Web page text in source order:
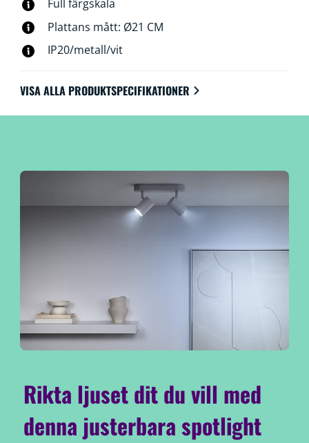
Full färgskala
Plattans mått: Ø21 CM
IP20/metall/vit
VISA ALLA PRODUKTSPECIFIKATIONER
Rikta ljuset dit du vill med
denna justerbara spotlight